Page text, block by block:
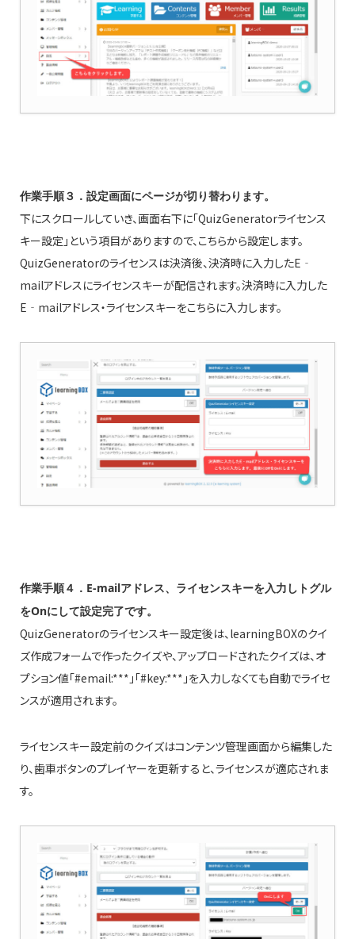
作業手順３．設定画面にページが切り替わります。
下にスクロールしていき、画面右下に「QuizGeneratorライセンス
キー設定」という項目がありますので、こちらから設定します。
QuizGeneratorのライセンスは決済後、決済時に入力したE‐
mailアドレスにライセンスキーが配信されます。決済時に入力した
E‐mailアドレス・ライセンスキーをこちらに入力します。
作業手順４．E‐mailアドレス、ライセンスキーを入力しトグル
をOnにして設定完了です。
QuizGeneratorのライセンスキー設定後は、learningBOXのクイ
ズ作成フォームで作ったクイズや、アップロードされたクイズは、オ
プション値「#email:***」「#key:***」を入力しなくても自動でライセ
ンスが適用されます。
ライセンスキー設定前のクイズはコンテンツ管理画面から編集した
り、歯車ボタンのプレイヤーを更新すると、ライセンスが適応されま
す。